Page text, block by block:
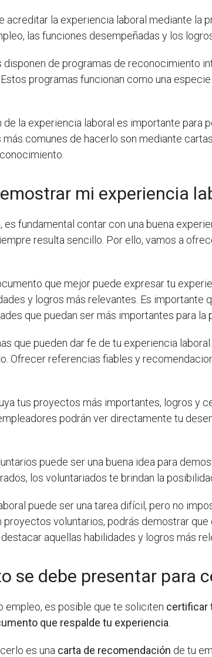
acreditar la experiencia laboral mediante la
las funciones desempeñadas y los
disponen de programas de reconocimiento
programas funcionan como una
de la experiencia laboral es importante
más comunes de hacerlo son mediante
mi experiencia
es fundamental contar con una buena
resulta sencillo. Por ello, vamos a
que mejor puede expresar tu
y logros más relevantes. Es importante
que puedan ser más importantes para la
que pueden dar fe de tu experiencia
Ofrecer referencias fiables y
tus proyectos más importantes, logros
podrán ver directamente tu
puede ser una buena idea para
los voluntariados te brindan la
puede ser una tarea difícil, pero no
voluntarios, podrás demostrar
aquellas habilidades y logros más
se debe presentar para
empleo, es posible que te soliciten certificar
que respalde tu experiencia
es una carta de recomendación de tu